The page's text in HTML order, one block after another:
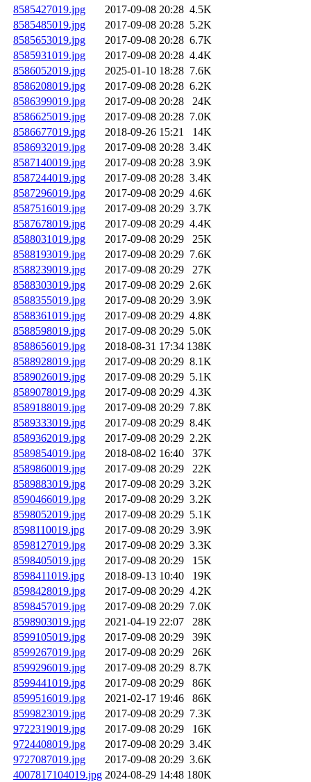
8585427019.jpg
2017-09-08 20:28 4.5K
8585485019.jpg
2017-09-08 20:28 5.2K
8585653019.jpg
2017-09-08 20:28 6.7K
8585931019.jpg
2017-09-08 20:28 4.4K
8586052019.jpg
2025-01-10 18:28 7.6K
8586208019.jpg
2017-09-08 20:28 6.2K
8586399019.jpg
2017-09-08 20:28
24K
8586625019.jpg
2017-09-08 20:28 7.0K
8586677019.jpg
2018-09-26 15:21
14K
8586932019.jpg
2017-09-08 20:28 3.4K
8587140019.jpg
2017-09-08 20:28 3.9K
8587244019.jpg
2017-09-08 20:28 3.4K
8587296019.jpg
2017-09-08 20:29 4.6K
8587516019.jpg
2017-09-08 20:29 3.7K
8587678019.jpg
2017-09-08 20:29 4.4K
8588031019.jpg
2017-09-08 20:29
25K
8588193019.jpg
2017-09-08 20:29 7.6K
8588239019.jpg
2017-09-08 20:29
27K
8588303019.jpg
2017-09-08 20:29 2.6K
8588355019.jpg
2017-09-08 20:29 3.9K
8588361019.jpg
2017-09-08 20:29 4.8K
8588598019.jpg
2017-09-08 20:29 5.0K
8588656019.jpg
2018-08-31 17:34 138K
8588928019.jpg
2017-09-08 20:29 8.1K
8589026019.jpg
2017-09-08 20:29 5.1K
8589078019.jpg
2017-09-08 20:29 4.3K
8589188019.jpg
2017-09-08 20:29 7.8K
8589333019.jpg
2017-09-08 20:29 8.4K
8589362019.jpg
2017-09-08 20:29 2.2K
8589854019.jpg
2018-08-02 16:40
37K
8589860019.jpg
2017-09-08 20:29
22K
8589883019.jpg
2017-09-08 20:29 3.2K
8590466019.jpg
2017-09-08 20:29 3.2K
8598052019.jpg
2017-09-08 20:29 5.1K
8598110019.jpg
2017-09-08 20:29 3.9K
8598127019.jpg
2017-09-08 20:29 3.3K
8598405019.jpg
2017-09-08 20:29
15K
8598411019.jpg
2018-09-13 10:40
19K
8598428019.jpg
2017-09-08 20:29 4.2K
8598457019.jpg
2017-09-08 20:29 7.0K
8598903019.jpg
2021-04-19 22:07
28K
8599105019.jpg
2017-09-08 20:29
39K
8599267019.jpg
2017-09-08 20:29
26K
8599296019.jpg
2017-09-08 20:29 8.7K
8599441019.jpg
2017-09-08 20:29
86K
8599516019.jpg
2021-02-17 19:46
86K
8599823019.jpg
2017-09-08 20:29 7.3K
9722319019.jpg
2017-09-08 20:29
16K
9724408019.jpg
2017-09-08 20:29 3.4K
9727087019.jpg
2017-09-08 20:29 3.6K
4007817104019.jpg 2024-08-29 14:48 180K